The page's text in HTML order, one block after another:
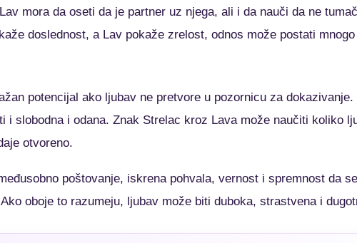
mora da oseti da je partner uz njega, ali i da nauči da ne
doslednost, a Lav pokaže zrelost, odnos može postati
potencijal ako ljubav ne pretvore u pozornicu za dokazivanje.
i slobodna i odana. Znak Strelac kroz Lava može naučiti koliko
otvoreno.
poštovanje, iskrena pohvala, vernost i spremnost da
oboje to razumeju, ljubav može biti duboka, strastvena i